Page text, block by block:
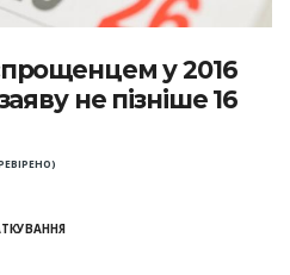
у 2016
не пізніше 16